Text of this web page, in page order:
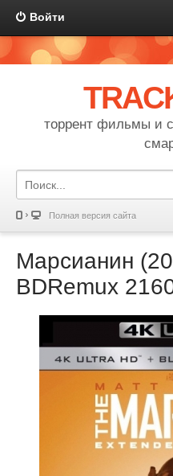
Войти
торрент фильмы и
Полная версия сайта
Марсианин
BDRemux